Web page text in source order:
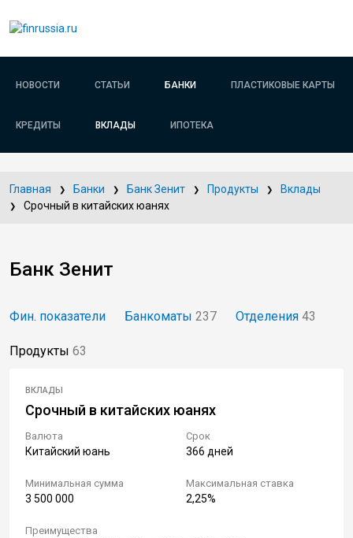
НОВОСТИ СТАТЬИ БАНКИ ПЛАСТИКОВЫЕ КАРТЫ
КРЕДИТЫ ВКЛАДЫ ИПОТЕКА
Главная Банки Банк Зенит Продукты
Вклады
Срочный в китайских юанях
Банк Зенит
Фин. показатели Банкоматы 237 Отделения 43
Продукты 63
ВКЛАДЫ
Срочный в китайских юанях
Валюта
Китайский юань
Срок
366 дней
Минимальная сумма
3 500 000
Максимальная ставка
2,25%
Преимущества